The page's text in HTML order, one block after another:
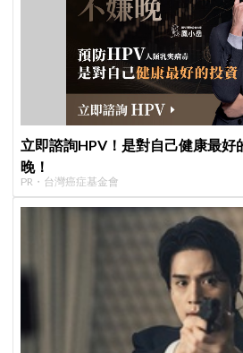
立即諮詢HPV！是對自己健康最好
晚！
PR・台灣癌症基金會